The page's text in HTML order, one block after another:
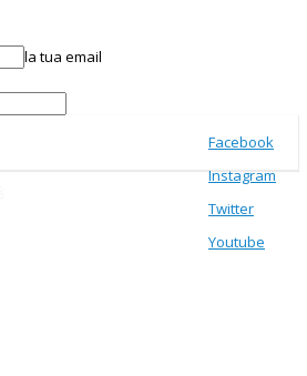
la tua email
Facebook
Instagram
Twitter
Youtube